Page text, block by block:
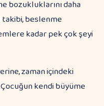
bozukluklarını daha
beslenme
kadar pek çok şeyi
zaman içindeki
kendi büyüme